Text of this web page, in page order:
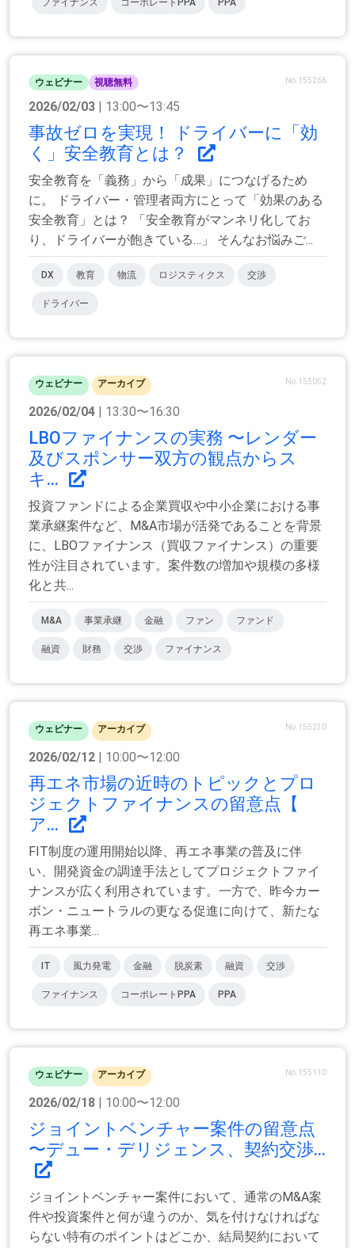
ウェビナー 視聴無料 No.155266
2026/02/03 | 13:00〜13:45
事故ゼロを実現！ ドライバーに「効
く」安全教育とは？
安全教育を「義務」から「成果」につなげるため
に。 ドライバー・管理者両方にとって「効果のある
安全教育」とは？ 「安全教育がマンネリ化してお
り、ドライバーが飽きている…」 そんなお悩みご...
DX 教育 物流 ロジスティクス 交渉
ドライバー
ウェビナー アーカイブ No.155052
2026/02/04 | 13:30〜16:30
LBOファイナンスの実務 〜レンダー
及びスポンサー双方の観点からス
キ...
投資ファンドによる企業買収や中小企業における事
業承継案件など、M&A市場が活発であることを背景
に、LBOファイナンス（買収ファイナンス）の重要
性が注目されています。案件数の増加や規模の多様
化と共...
M&A 事業承継 金融 ファン ファンド
融資 財務 交渉 ファイナンス
ウェビナー アーカイブ No.155230
2026/02/12 | 10:00〜12:00
再エネ市場の近時のトピックとプロ
ジェクトファイナンスの留意点【
ア...
FIT制度の運用開始以降、再エネ事業の普及に伴
い、開発資金の調達手法としてプロジェクトファイ
ナンスが広く利用されています。一方で、昨今カー
ボン・ニュートラルの更なる促進に向けて、新たな
再エネ事業...
IT 風力発電 金融 脱炭素 融資 交渉
ファイナンス コーポレートPPA PPA
ウェビナー アーカイブ No.155110
2026/02/18 | 10:00〜12:00
ジョイントベンチャー案件の留意点
〜デュー・デリジェンス、契約交渉...
ジョイントベンチャー案件において、通常のM&A案
件や投資案件と何が違うのか、気を付けなければな
らない特有のポイントはどこか、結局契約において